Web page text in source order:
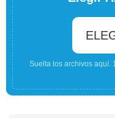
Suelta los archivos aquí.